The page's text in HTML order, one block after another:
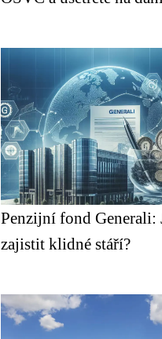
Penzijní fond Generali:
zajistit klidné stáří?